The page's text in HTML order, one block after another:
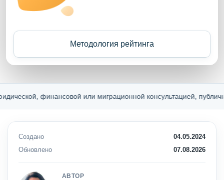
Методология рейтинга
или миграционной консультацией, публичной
Создано
04.05.2024
Обновлено
07.08.2026
АВТОР